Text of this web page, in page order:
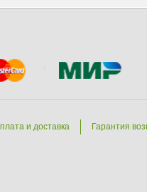
и доставка Гарантия